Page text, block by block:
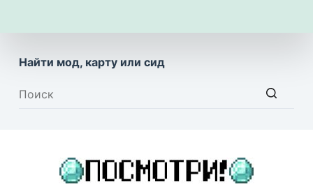
Найти мод, карту или сид